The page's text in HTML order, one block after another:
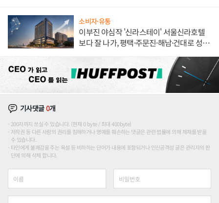
소비자·유통
이부진 야심작 '신라스테이' 서울신라호텔
보다 잘 나가, 평택·주문진·해남·건대로 성
기사댓글0개
200자까지 쓰실 수 있습니다. (현재 0 byte / 최대 400byte)
저작권 등 다른 사람의 권리를 침해하거나 명예를 훼손하는 댓글은 관련 법률에 의해 제재를 받을
수 있습니다.
타인에게 불쾌감을 주는 욕설 등 비하하는 단어가 내용에 포함되거나 인신공격성 글은 관리자의 판
단에 의해 삭제 합니다.